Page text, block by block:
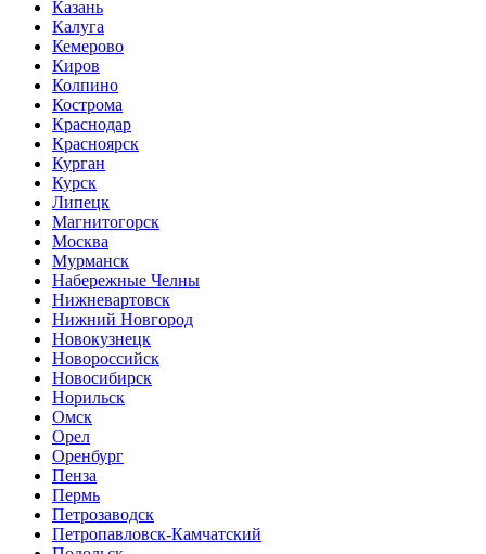
Казань
Калуга
Кемерово
Киров
Колпино
Кострома
Краснодар
Красноярск
Курган
Курск
Липецк
Магнитогорск
Москва
Мурманск
Набережные Челны
Нижневартовск
Нижний Новгород
Новокузнецк
Новороссийск
Новосибирск
Норильск
Омск
Орел
Оренбург
Пенза
Пермь
Петрозаводск
Петропавловск-Камчатский